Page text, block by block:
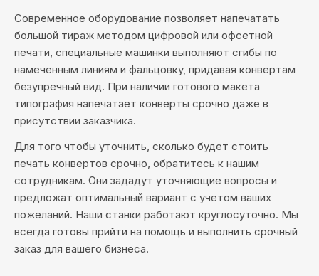
Современное оборудование позволяет напечатать
большой тираж методом цифровой или офсетной
печати, специальные машинки выполняют сгибы по
намеченным линиям и фальцовку, придавая конвертам
безупречный вид. При наличии готового макета
типография напечатает конверты срочно даже в
присутствии заказчика.
Для того чтобы уточнить, сколько будет стоить
печать конвертов срочно, обратитесь к нашим
сотрудникам. Они зададут уточняющие вопросы и
предложат оптимальный вариант с учетом ваших
пожеланий. Наши станки работают круглосуточно. Мы
всегда готовы прийти на помощь и выполнить срочный
заказ для вашего бизнеса.